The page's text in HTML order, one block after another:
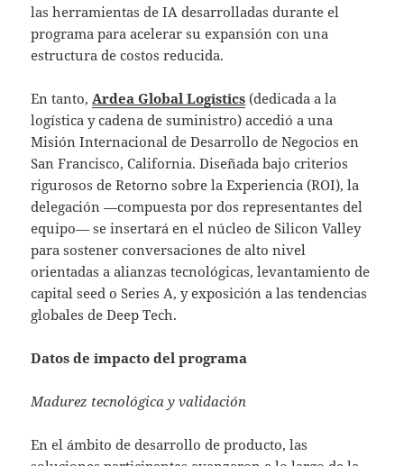
las herramientas de IA desarrolladas durante el
programa para acelerar su expansión con una
estructura de costos reducida.
En tanto, Ardea Global Logistics (dedicada a la
logística y cadena de suministro) accedió a una
Misión Internacional de Desarrollo de Negocios en
San Francisco, California. Diseñada bajo criterios
rigurosos de Retorno sobre la Experiencia (ROI), la
delegación —compuesta por dos representantes del
equipo— se insertará en el núcleo de Silicon Valley
para sostener conversaciones de alto nivel
orientadas a alianzas tecnológicas, levantamiento de
capital seed o Series A, y exposición a las tendencias
globales de Deep Tech.
Datos de impacto del programa
Madurez tecnológica y validación
En el ámbito de desarrollo de producto, las